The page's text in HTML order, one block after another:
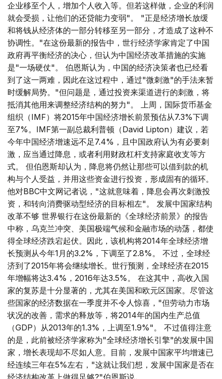
企业移至个人，增加个人收入等。但若这样做，企业的利润
就会受损，让他们的还贷能力变弱"。 "正是经济增长放缓
和将钱从经济体的一部分转移至另一部分，才造成了这种不
协调性。"在这份最新的报告中，世行经济学家肯定了中国
政府再平衡经济的决心，但认为中国经济改革措施的实施
是"一场硬仗"。 伯恩斯认为，中国的经济决策者也已经看
到了这一两难，因此在这过程中，通过"微刺激"的手法来暂
时缓解局势。"但问题是，通过投资来渠道进行的刺激，将
抵消其他用来调整经济结构的努力"。 上周，国际货币基金
组织（IMF）将2015年中国经济增长前景预估从7.3%下调
至7%。IMF第一副总裁利普顿（David Lipton）建议，若
今年中国经济增速远不足7.4%，且中国政府认为有必要刺
激，应当通过降息，或者利用财政杠杆支持家庭收支等方
式。 但伯恩斯却认为，降息将仍然让那些可以借到款的机
构与个人受益，并用这些资金进行投资，形成固有的循环。
他对BBC中文网记者说，"这就意味着，降息会再次刺激投
资，和转向消费驱动型经济的目标相左"。 发展中国家结构
改革不够 世界银行在这份最新的《全球经济前景》的报告
中称，乌克兰冲突、美国极端气候和金融市场的动荡，都使
得全球经济跌宕起伏。因此，该机构将2014年全球经济增
长预测从今年1月的3.2%，下调至了2.8%。 不过，全球经
济到了2015年将会继续增长。世行预测，全球经济在2015
年增幅将达3.4%，2016年达3.5%。 在这其中，高收入国
家的复苏是十分显著的，尤其在美国和欧元区国家。尽管这
些国家的经济数据在一季度并不令人惊喜，"但劳动力市场
状况的改善，需求的释放等，将2014年的国内生产总值
（GDP）从2013年的1.3%，上调至1.9%"。 不过值得注意
的是，此前被经济学家称为"全球经济增长引擎"的发展中国
家，增长表现却不尽如人意。目前，发展中国家平均增速已
经连续三年在5%左右，"这就让我们想，发展中国家是否在